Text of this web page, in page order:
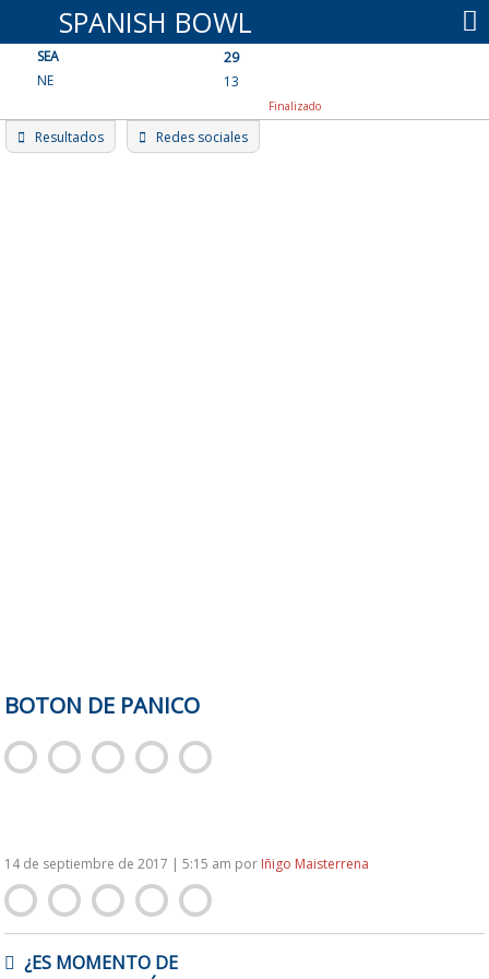
content
SPANISH BOWL
SEA
29
NE
13
Finalizado
Resultados Redes sociales
BOTON DE PANICO
14 de septiembre de 2017 | 5:15 am por Iñigo Maisterrena
DE¿ES MOMENTO DE